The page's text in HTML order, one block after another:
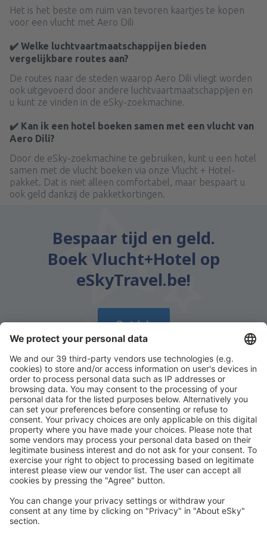
Het is het beste om ruim van tevoren kaartjes te kopen
voor een vlucht met Aero Dili
✔️ Welke luchtvaartmaatschappijen bieden
vergelijkbare routes aan?
De routes naar de steden waarop Aero Dili vliegt worden
ook uitgevoerd door andere luchtvaartmaatschappijen en
u kunt ze vinden in de eSky-zoekmachine.
✔️ Kan ik een hotel boeken samen met een vlucht van
Aero Dili?
Door de eSky-zoekmachine te gebruiken, kunt u een hotel
samen met de vlucht boeken via onze Vlucht + Hotel-
pakket. Dat is niet alleen comfortabel, maar bespaart u
ook geld dankzij de pakketkortingen.
Bespaar tijd en geld.
Boek Vlucht+Hotel op
eSkyTravel.be!
Ontdek
Download onze appen plan gemakkelijk uw
reizen